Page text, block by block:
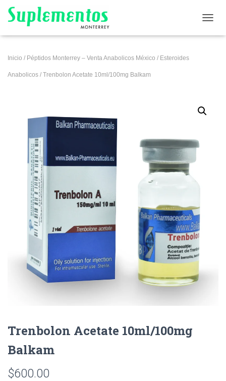
Inicio / Péptidos Monterrey – Venta Anabolicos México / Esteroides
Anabolicos / Trenbolon Acetate 10ml/100mg Balkam
Trenbolon Acetate 10ml/100mg
Balkam
$600.00